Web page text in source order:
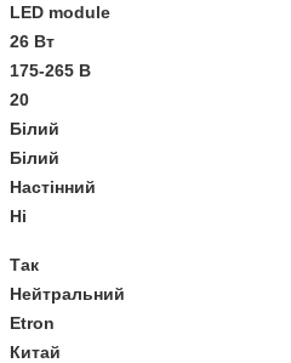
LED module
26 Вт
175-265 В
20
Білий
Білий
Настінний
Ні
Так
Нейтральний
Etron
Китай